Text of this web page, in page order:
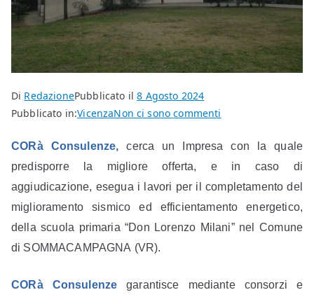
Di RedazionePubblicato il8 Agosto 2024
Pubblicato in:VicenzaNon ci sono commenti
per
completamento
del
miglioramento
sismico
energetico,
CORà Consulenze, cerca un I mpresa con la quale
predisporre la migliore offerta, e in caso di
aggiudicazione, esegua i
lavori per il completamento del
miglioramento sismico ed efficientamento energetico,
della scuola primaria “Don Lorenzo Milani” nelComune
di SOMMACAMPAGNA (VR).
CORà Consulenze garantisce mediante consorzi e